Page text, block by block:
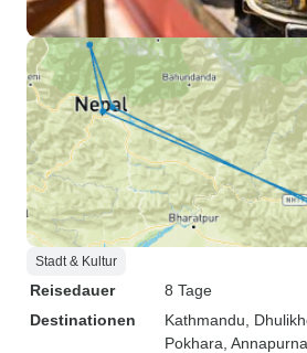
Stadt & Kultur
Reisedauer
8 Tage
Destinationen
Kathmandu ,
Pokhara , Annapurna